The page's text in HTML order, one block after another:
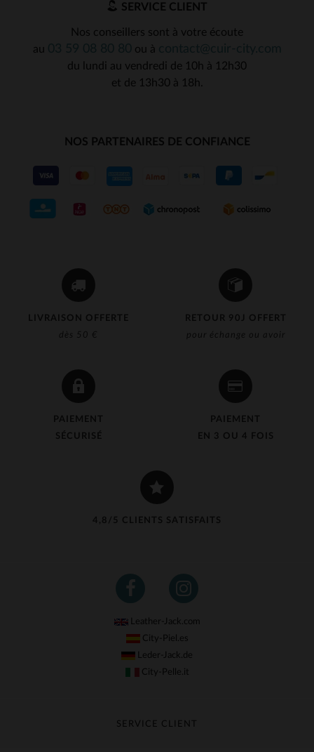
LIVRAISON OFFERTE
dès 50 €
RETOUR 90J OFFERT
pour échange ou avoir
PAIEMENT
SÉCURISÉ
PAIEMENT
EN 3 OU 4 FOIS
4,8/5 CLIENTS SATISFAITS
SERVICE CLIENT
Nos conseillers sont à votre écoute
au
ou à
du lundi au vendredi de 10h à 12h30
et de 13h30 à 18h.
NOS PARTENAIRES DE CONFIANCE
Leather-Jack.com
City-Piel.es
Leder-Jack.de
City-Pelle.it
SERVICE CLIENT